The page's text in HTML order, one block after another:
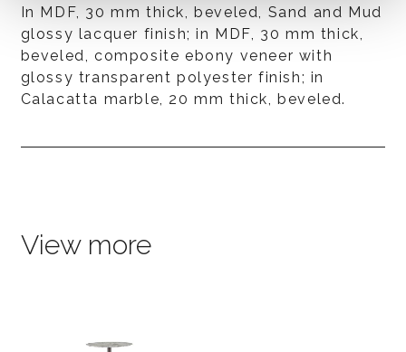
In MDF, 30 mm thick, beveled, Sand and Mud
glossy lacquer finish; in MDF, 30 mm thick,
beveled, composite ebony veneer with
glossy transparent polyester finish; in
Calacatta marble, 20 mm thick, beveled.
View more